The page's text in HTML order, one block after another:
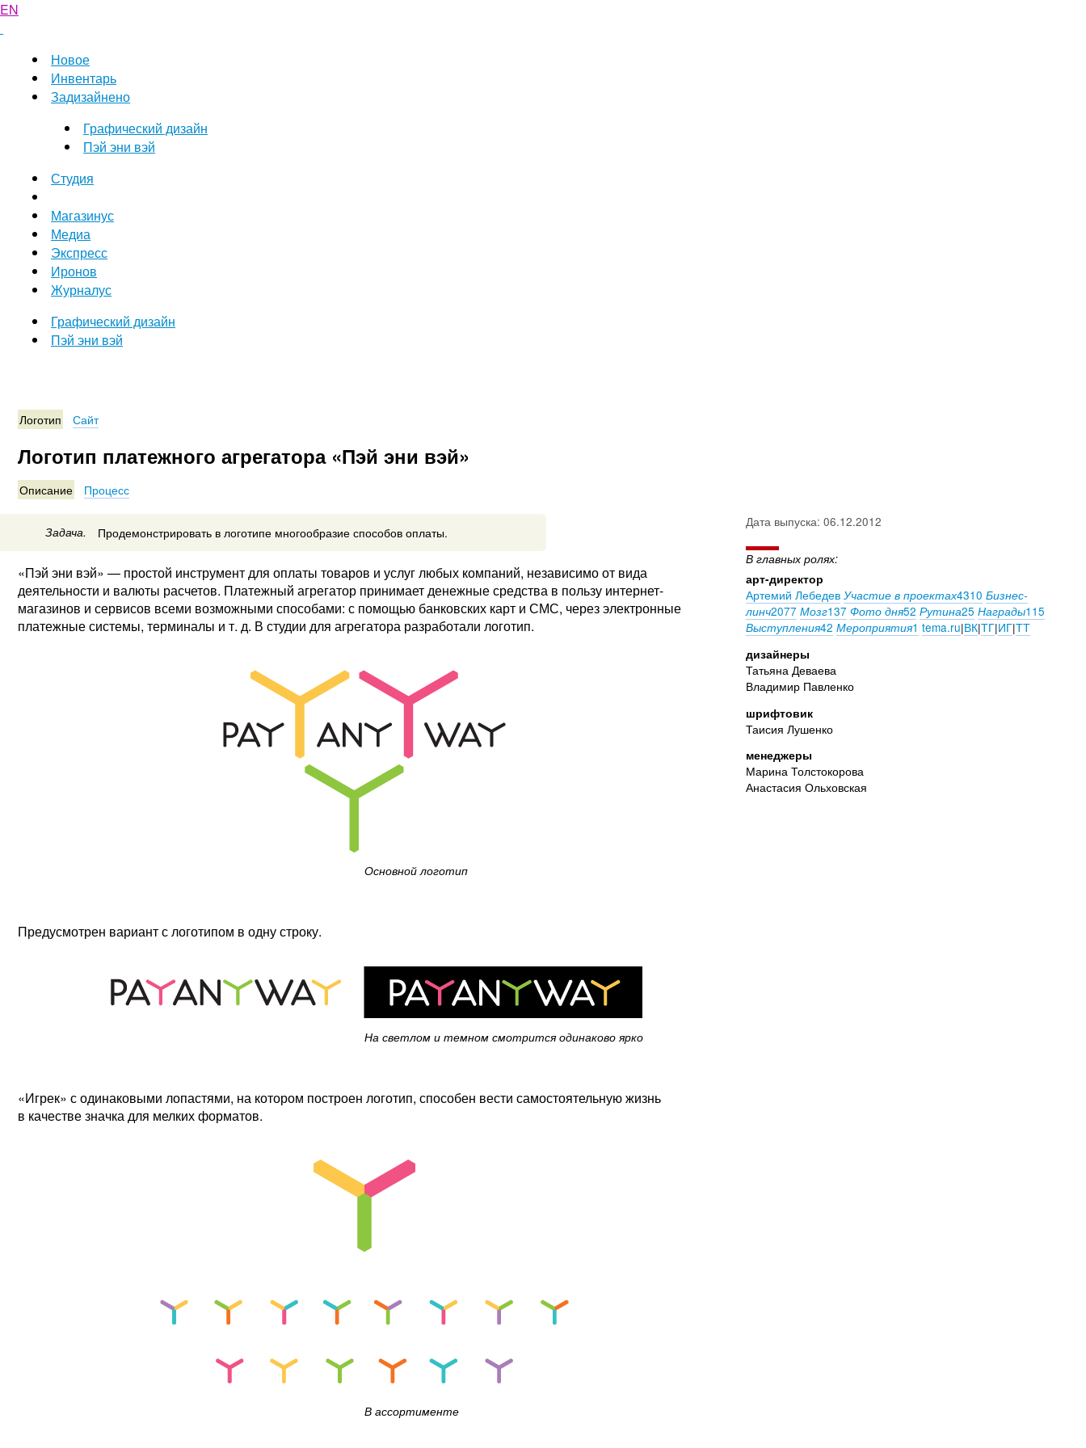
EN
Новое
Инвентарь
Задизайнено
Графический дизайн
Пэй эни вэй
Студия
Магазинус
Медиа
Экспресс
Иронов
Журналус
Графический дизайн
Пэй эни вэй
Логотип Сайт
Логотип платежного агрегатора «Пэй эни вэй»
Описание Процесс
Задача. Продемонстрировать в логотипе многообразие способов оплаты.
«Пэй эни вэй» — простой инструмент для оплаты товаров и услуг любых компаний, независимо от вида
деятельности и валюты расчетов. Платежный агрегатор принимает денежные средства в пользу интернет-
магазинов и сервисов всеми возможными способами: с помощью банковских карт и СМС, через электронные
платежные системы, терминалы и т. д. В студии для агрегатора разработали логотип.
Основной логотип
Предусмотрен вариант с логотипом в одну строку.
На светлом и темном смотрится одинаково ярко
«Игрек» с одинаковыми лопастями, на котором построен логотип, способен вести самостоятельную жизнь
в качестве значка для мелких форматов.
В ассортименте
Дата выпуска: 06.12.2012
В главных ролях:
арт-директор
Артемий Лебедев Участие в проектах4310 Бизнес-
линч2077 Мозг137 Фото дня52 Рутина25 Награды115
Выступления42 Мероприятия1 tema.ru|ВК|ТГ|ИГ|ТТ
дизайнеры
Татьяна Деваева
Владимир Павленко
шрифтовик
Таисия Лушенко
менеджеры
Марина Толстокорова
Анастасия Ольховская